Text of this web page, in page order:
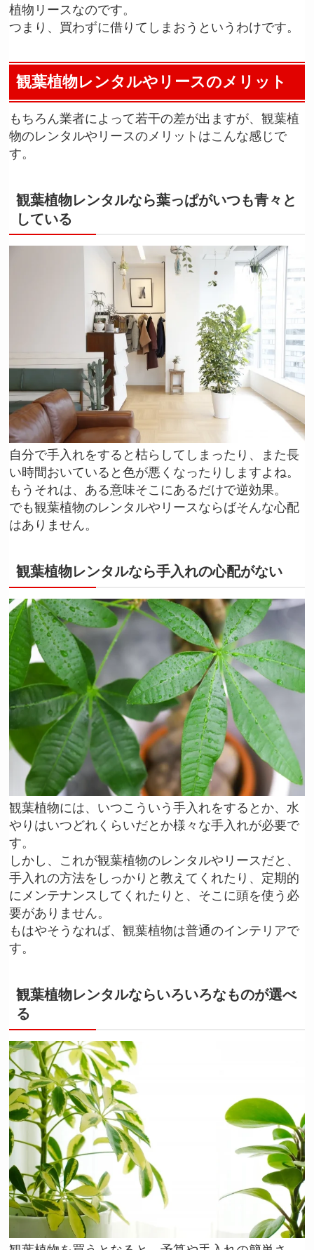
植物リースなのです。
つまり、買わずに借りてしまおうというわけです。
観葉植物レンタルやリースのメリット
もちろん業者によって若干の差が出ますが、観葉植
物のレンタルやリースのメリットはこんな感じで
す。
観葉植物レンタルなら葉っぱがいつも青々と
している
自分で手入れをすると枯らしてしまったり、また長
い時間おいていると色が悪くなったりしますよね。
もうそれは、ある意味そこにあるだけで逆効果。
でも観葉植物のレンタルやリースならばそんな心配
はありません。
観葉植物レンタルなら手入れの心配がない
観葉植物には、いつこういう手入れをするとか、水
やりはいつどれくらいだとか様々な手入れが必要で
す。
しかし、これが観葉植物のレンタルやリースだと、
手入れの方法をしっかりと教えてくれたり、定期的
にメンテナンスしてくれたりと、そこに頭を使う必
要がありません。
もはやそうなれば、観葉植物は普通のインテリアで
す。
観葉植物レンタルならいろいろなものが選べ
る